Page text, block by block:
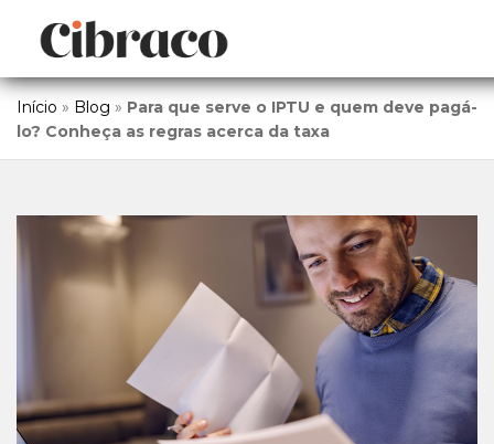
Início » Blog » Para que serve o IPTU e quem deve pagá-
lo? Conheça as regras acerca da taxa